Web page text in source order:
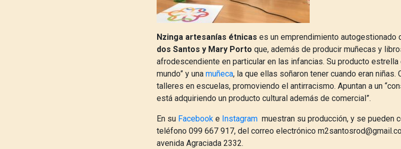
Nzinga artesanías étnicas es un emprendimiento autogestionado
dos Santos y Mary Porto que, además de producir muñecas y
afrodescendiente en particular en las infancias. Su producto
mundo” y una muñeca, la que ellas soñaron tener cuando eran niñas.
talleres en escuelas, promoviendo el antirracismo. Apuntan a un
está adquiriendo un producto cultural además de comercial”.
En su Facebook e Instagram muestran su producción, y se pueden
teléfono 099 667 917, del correo electrónico
avenida Agraciada 2332.